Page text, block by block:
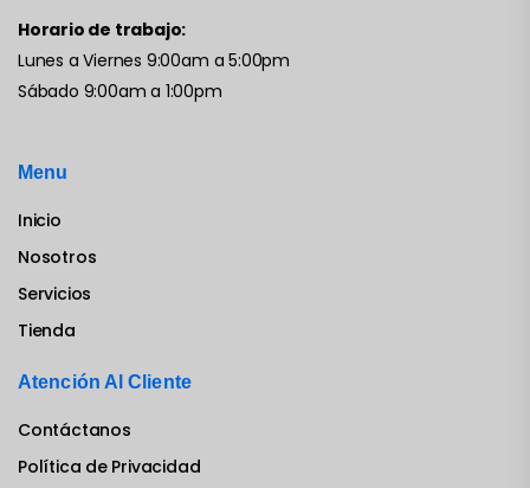
Horario de trabajo:
Lunes a Viernes 9:00am a 5:00pm
Sábado 9:00am a 1:00pm
Menu
Inicio
Nosotros
Servicios
Tienda
Atención Al Cliente
Contáctanos
Política de Privacidad